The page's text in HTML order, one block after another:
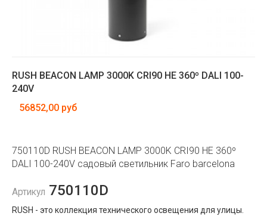
RUSH BEACON LAMP 3000K CRI90 HE 360º DALI 100-
240V
56852,00 руб
750110D RUSH BEACON LAMP 3000K CRI90 HE 360º
DALI 100-240V садовый светильник Faro barcelona
Артикул 750110D
RUSH - это коллекция технического освещения для улицы.